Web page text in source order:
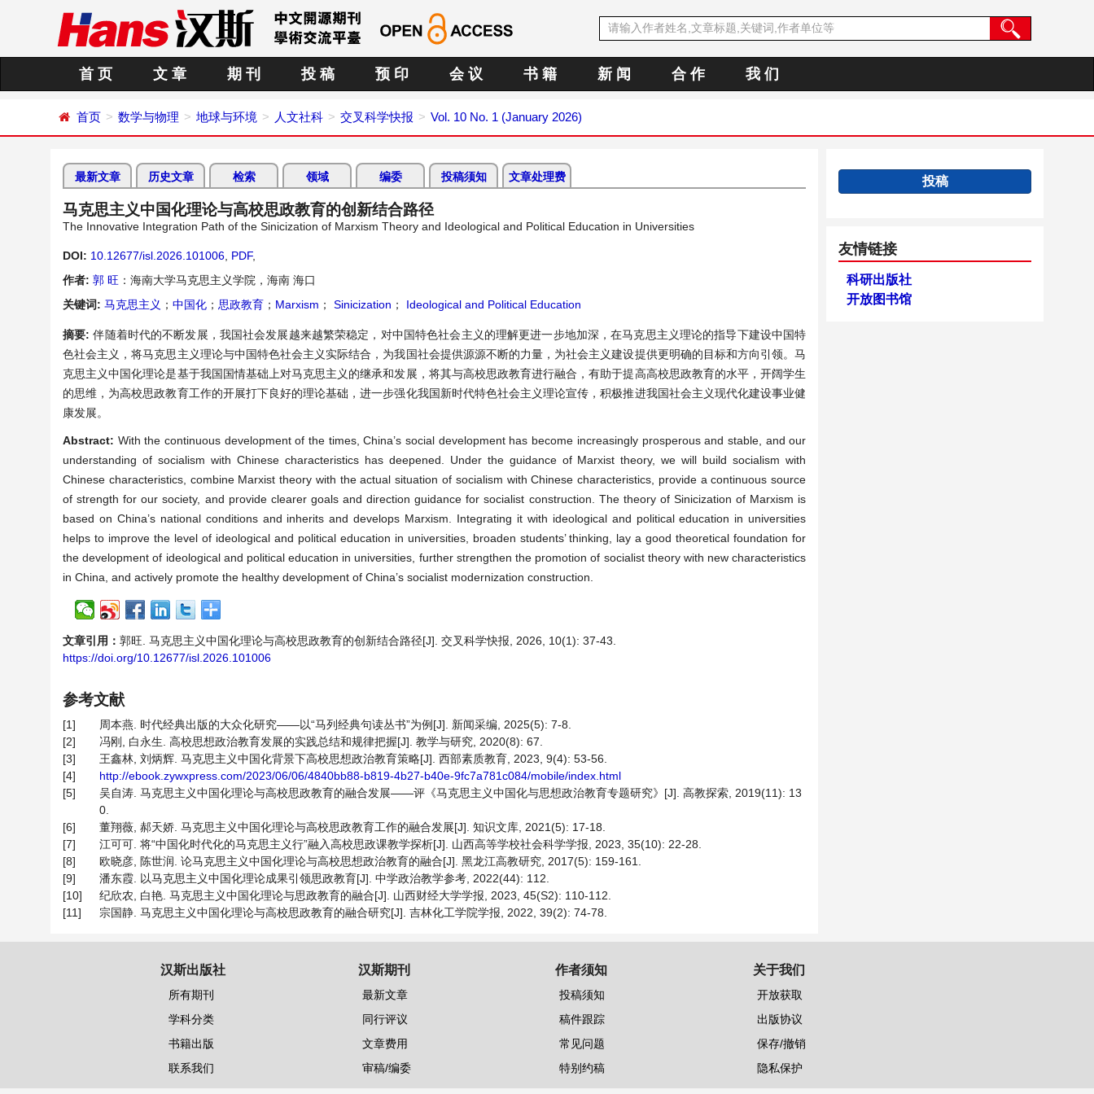
首 页 文 章 期 刊 投 稿 预 印 会 议 书 籍 新 闻 合 作 我 们
首页 数学与物理 地球与环境 人文社科 交叉科学快报 Vol. 10 No. 1 (January 2026)
最新文章 历史文章 检索 领域 编委 投稿须知 文章处理费
马克思主义中国化理论与高校思政教育的创新结合路径
The Innovative Integration Path of the Sinicization of Marxism Theory and Ideological and Political Education in Universities
DOI: 10.12677/isl.2026.101006 PDF,
作者: 郭 旺 ：海南大学马克思主义学院，海南 海口
关键词: 马克思主义 ； 中国化 ； 思政教育 ； Marxism ； Sinicization ； Ideological and Political Education
摘要:伴随着时代的不断发展，我国社会发展越来越繁荣稳定，对中国特色社会主义的理解更进一步地加深，在马克思主义理论的指导下建设中国特
色社会主义，将马克思主义理论与中国特色社会主义实际结合，为我国社会提供源源不断的力量，为社会主义建设提供更明确的目标和方向引领。马
克思主义中国化理论是基于我国国情基础上对马克思主义的继承和发展，将其与高校思政教育进行融合，有助于提高高校思政教育的水平，开阔学生
的思维，为高校思政教育工作的开展打下良好的理论基础，进一步强化我国新时代特色社会主义理论宣传，积极推进我国社会主义现代化建设事业健
康发展。
Abstract: With the continuous development of the times, China’s social development has become increasingly prosperous and stable, and our
understanding of socialism with Chinese characteristics has deepened. Under the guidance of Marxist theory, we will build socialism with
Chinese characteristics, combine Marxist theory with the actual situation of socialism with Chinese characteristics, provide a continuous source
of strength for our society, and provide clearer goals and direction guidance for socialist construction. The theory of Sinicization of Marxism is
based on China’s national conditions and inherits and develops Marxism. Integrating it with ideological and political education in universities
helps to improve the level of ideological and political education in universities, broaden students’ thinking, lay a good theoretical foundation for
the development of ideological and political education in universities, further strengthen the promotion of socialist theory with new characteristics
in China, and actively promote the healthy development of China’s socialist modernization construction.
文章引用： 郭旺. 马克思主义中国化理论与高校思政教育的创新结合路径[J]. 交叉科学快报, 2026, 10(1): 37-43.
https://doi.org/10.12677/isl.2026.101006
参考文献
[1]
周本燕. 时代经典出版的大众化研究——以“马列经典句读丛书”为例[J]. 新闻采编, 2025(5): 7-8.
[2]
冯刚, 白永生. 高校思想政治教育发展的实践总结和规律把握[J]. 教学与研究, 2020(8): 67.
[3]
王鑫林, 刘炳辉. 马克思主义中国化背景下高校思想政治教育策略[J]. 西部素质教育, 2023, 9(4): 53-56.
[4]
http://ebook.zywxpress.com/2023/06/06/4840bb88-b819-4b27-b40e-9fc7a781c084/mobile/index.html
[5]
吴自涛. 马克思主义中国化理论与高校思政教育的融合发展——评《马克思主义中国化与思想政治教育专题研究》[J]. 高教探索, 2019(11): 13
0.
[6]
董翔薇, 郝天娇. 马克思主义中国化理论与高校思政教育工作的融合发展[J]. 知识文库, 2021(5): 17-18.
[7]
江可可. 将“中国化时代化的马克思主义行”融入高校思政课教学探析[J]. 山西高等学校社会科学学报, 2023, 35(10): 22-28.
[8]
欧晓彦, 陈世润. 论马克思主义中国化理论与高校思想政治教育的融合[J]. 黑龙江高教研究, 2017(5): 159-161.
[9]
潘东霞. 以马克思主义中国化理论成果引领思政教育[J]. 中学政治教学参考, 2022(44): 112.
[10]
纪欣农, 白艳. 马克思主义中国化理论与思政教育的融合[J]. 山西财经大学学报, 2023, 45(S2): 110-112.
[11]
宗国静. 马克思主义中国化理论与高校思政教育的融合研究[J]. 吉林化工学院学报, 2022, 39(2): 74-78.
投稿
友情链接
科研出版社
开放图书馆
汉斯出版社
所有期刊
学科分类
书籍出版
联系我们
汉斯期刊
最新文章
同行评议
文章费用
审稿/编委
作者须知
投稿须知
稿件跟踪
常见问题
特别约稿
关于我们
开放获取
出版协议
保存/撤销
隐私保护